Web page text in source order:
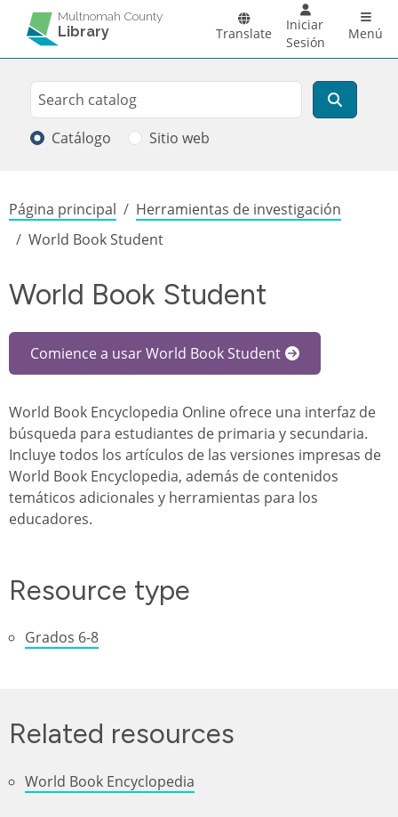
Pasar al contenido principal
Multnomah County
Library Translate
Iniciar
Sesión
Menú
Search
Buscar
Catálogo Sitio web
Sobrescribir enlaces de ayuda a la
Página principal
Herramientas de investigación
World Book Student
World Book Student
Comience a usar World Book Student
World Book Encyclopedia Online ofrece una interfaz de
búsqueda para estudiantes de primaria y secundaria.
Incluye todos los artículos de las versiones impresas de
World Book Encyclopedia, además de contenidos
temáticos adicionales y herramientas para los
educadores.
Resource type
Grados 6-8
Related resources
World Book Encyclopedia